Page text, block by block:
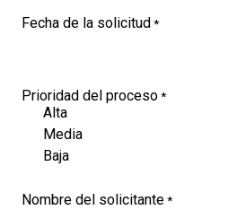
Fecha de la solicitud*
Prioridad del proceso*
Alta
Media
Baja
Nombre del solicitante*